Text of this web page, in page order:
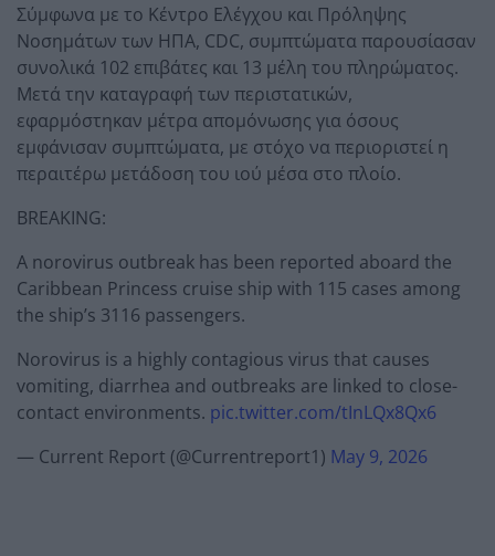
Σύμφωνα με το Κέντρο Ελέγχου και Πρόληψης
Νοσημάτων των ΗΠΑ, CDC, συμπτώματα παρουσίασαν
συνολικά 102 επιβάτες και 13 μέλη του πληρώματος.
Μετά την καταγραφή των περιστατικών,
εφαρμόστηκαν μέτρα απομόνωσης για όσους
εμφάνισαν συμπτώματα, με στόχο να περιοριστεί η
περαιτέρω μετάδοση του ιού μέσα στο πλοίο.
BREAKING:
A norovirus outbreak has been reported aboard the
Caribbean Princess cruise ship with 115 cases among
the ship’s 3116 passengers.
Norovirus is a highly contagious virus that causes
vomiting, diarrhea and outbreaks are linked to close-
contact environments. pic.twitter.com/tInLQx8Qx6
— Current Report (@Currentreport1) May 9, 2026